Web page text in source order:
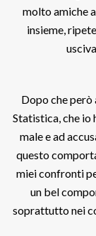
molto amiche
insieme,
Dopo che
Statistica, che io
male e ad
questo
miei confronti
un bel
soprattutto nei